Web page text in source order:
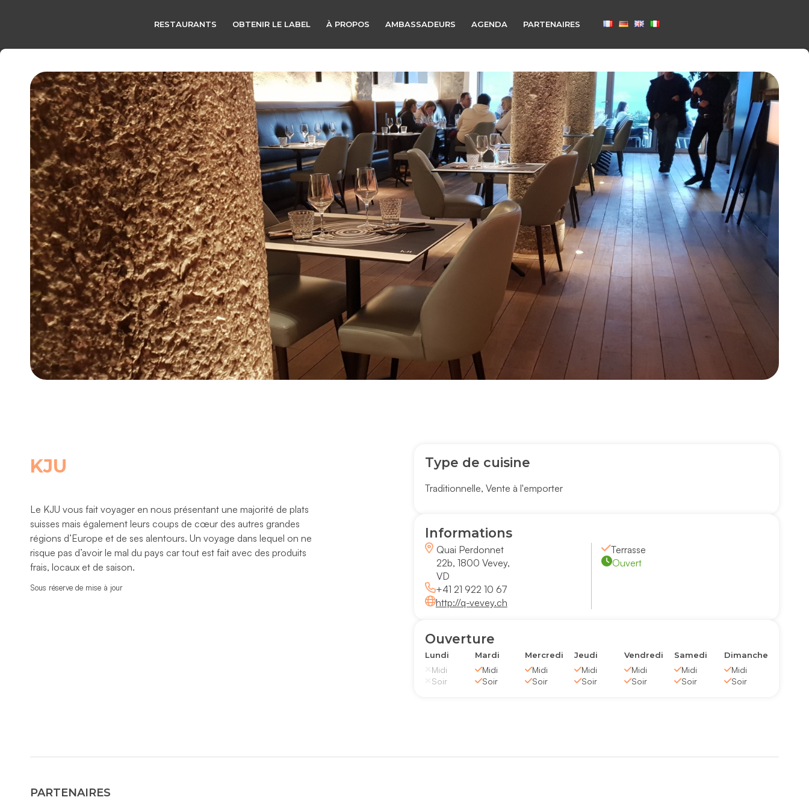
RESTAURANTS OBTENIR LE LABEL À PROPOS AMBASSADEURS AGENDA PARTENAIRES
KJU
Le KJU vous fait voyager en nous présentant une majorité de plats
suisses mais également leurs coups de cœur des autres grandes
régions d’Europe et de ses alentours. Un voyage dans lequel on ne
risque pas d’avoir le mal du pays car tout est fait avec des produits
frais, locaux et de saison.
Sous réserve de mise à jour
Type de cuisine
Traditionnelle, Vente à l'emporter
Informations
Quai Perdonnet
22b, 1800 Vevey,
VD
+41 21 922 10 67
http://q-vevey.ch
Terrasse
Ouvert
Ouverture
Lundi
Midi
Soir
Mardi
Midi
Soir
Mercredi
Midi
Soir
Jeudi
Midi
Soir
Vendredi
Midi
Soir
Samedi
Midi
Soir
Dimanche
Midi
Soir
PARTENAIRES